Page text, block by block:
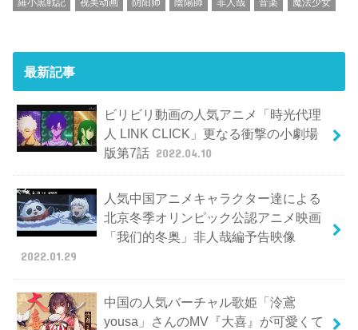
羅小黒戦記
视美动画 阴阳师 陰陽師 非人哉 音楽 魔法少女
最新記事
ビリビリ動画の人気アニメ「時光代理
人 LINK CLICK」更なる衝撃の小劇場
版第7話 2022.04.10
人気中国アニメキャラクター達による
北京冬季オリンピック公認アニメ映画
「我们的冬奥」非人哉編予告映像
2022.01.29
中国の人気バーチャル歌姫「泠鳶
yousa」さんのMV『大喜』が可愛くて